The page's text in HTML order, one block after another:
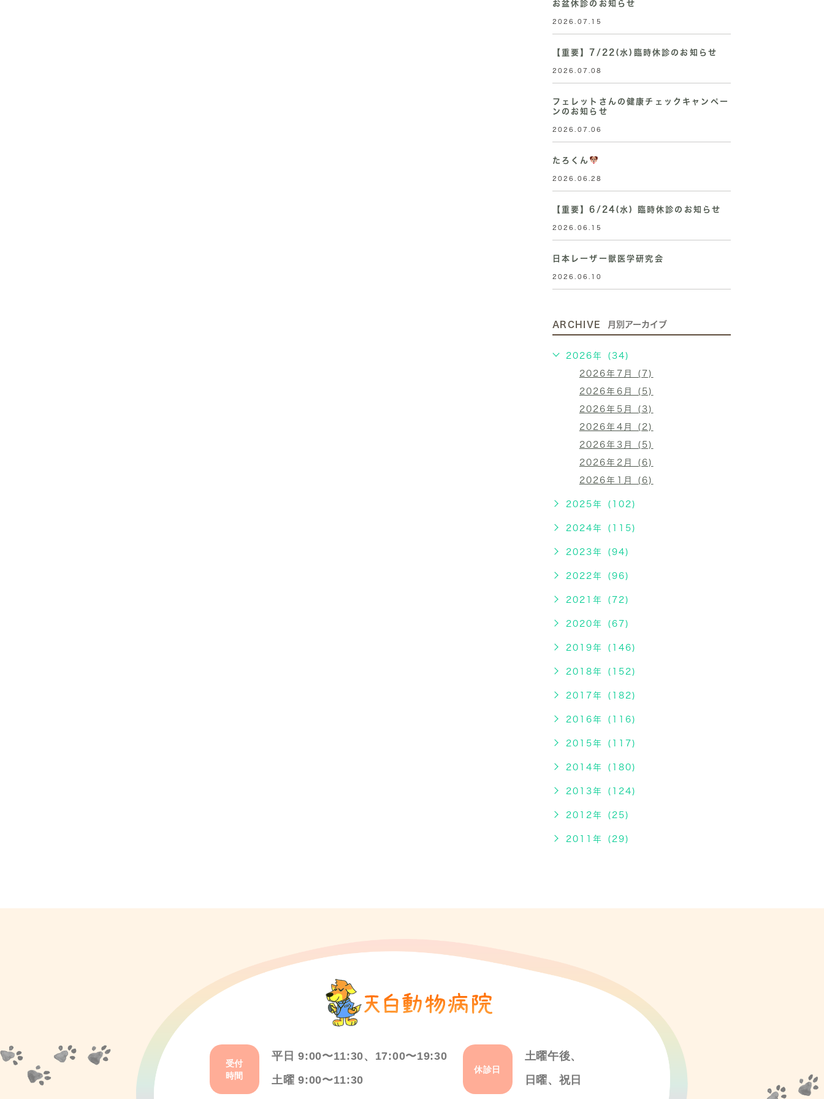
お盆休診のお知らせ
2026.07.15
【重要】7/22(水)臨時休診のお知らせ
2026.07.08
フェレットさんの健康チェックキャンペー
ンのお知らせ
2026.07.06
たろくん
2026.06.28
【重要】6/24(水) 臨時休診のお知らせ
2026.06.15
日本レーザー獣医学研究会
2026.06.10
ARCHIVE 月別アーカイブ
2026年 (34)
2026年7月 (7)
2026年6月 (5)
2026年5月 (3)
2026年4月 (2)
2026年3月 (5)
2026年2月 (6)
2026年1月 (6)
2025年 (102)
2024年 (115)
2023年 (94)
2022年 (96)
2021年 (72)
2020年 (67)
2019年 (146)
2018年 (152)
2017年 (182)
2016年 (116)
2015年 (117)
2014年 (180)
2013年 (124)
2012年 (25)
2011年 (29)
受付
時間
平日 9:00〜11:30、17:00〜19:30
土曜 9:00〜11:30
休診日
土曜午後、
日曜、祝日